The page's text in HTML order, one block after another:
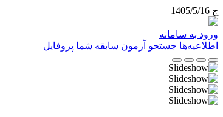
ج 1405/5/16
ورود به سامانه
اطلاعیه‌ها جستجو آزمون سابقه شما پروفایل